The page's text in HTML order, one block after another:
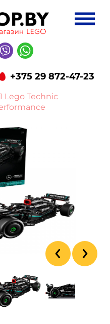
+375 29 872-47-23
Lego Technic